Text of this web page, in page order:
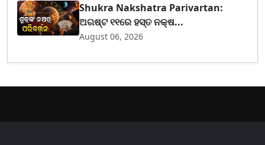
Shukra Nakshatra Parivartan:
ଅଗଷ୍ଟ ୧୧ରେ ହସ୍ତ ନକ୍ଷ...
August 06, 2026